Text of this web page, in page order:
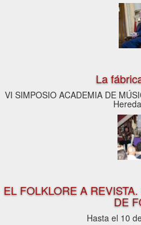
La
VI SIMPOSIO ACADEMIA DE
EL FOLKLORE A
DE
Hasta el 10